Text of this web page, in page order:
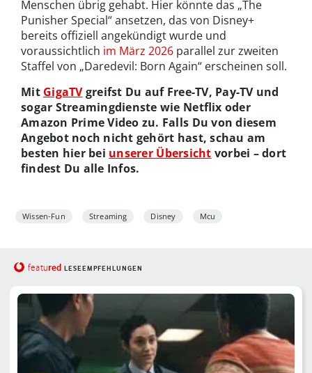
Menschen übrig gehabt. Hier könnte das „The
Punisher Special“ ansetzen, das von Disney+
bereits offiziell angekündigt wurde und
voraussichtlich im März 2026 parallel zur zweiten
Staffel von „Daredevil: Born Again“ erscheinen soll.
Mit GigaTVgreifst Du auf Free-TV, Pay-TV und
sogar Streamingdienste wie Netflix oder
Amazon Prime Video zu. Falls Du von diesem
Angebot noch nicht gehört hast, schau am
besten hier bei unserer Übersicht vorbei – dort
findest Du alle Infos.
Wissen-Fun Streaming Disney Mcu
featured LESEEMPFEHLUNGEN